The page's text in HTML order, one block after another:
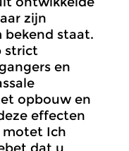
zijn
bekend staat.
strict
en
opbouw en
effecten
Ich